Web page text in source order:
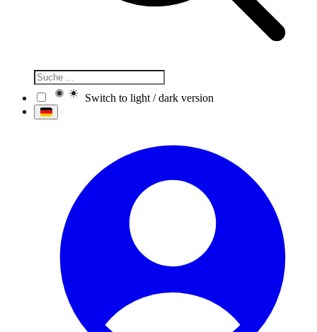
Switch to light / dark version